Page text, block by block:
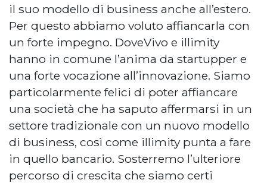
il suo modello di business anche all’estero.
Per questo abbiamo voluto affiancarla con
un forte impegno. DoveVivo e illimity
hanno in comune l’anima da startupper e
una forte vocazione all’innovazione. Siamo
particolarmente felici di poter affiancare
una società che ha saputo affermarsi in un
settore tradizionale con un nuovo modello
di business, così come illimity punta a fare
in quello bancario. Sosterremo l’ulteriore
percorso di crescita che siamo certi